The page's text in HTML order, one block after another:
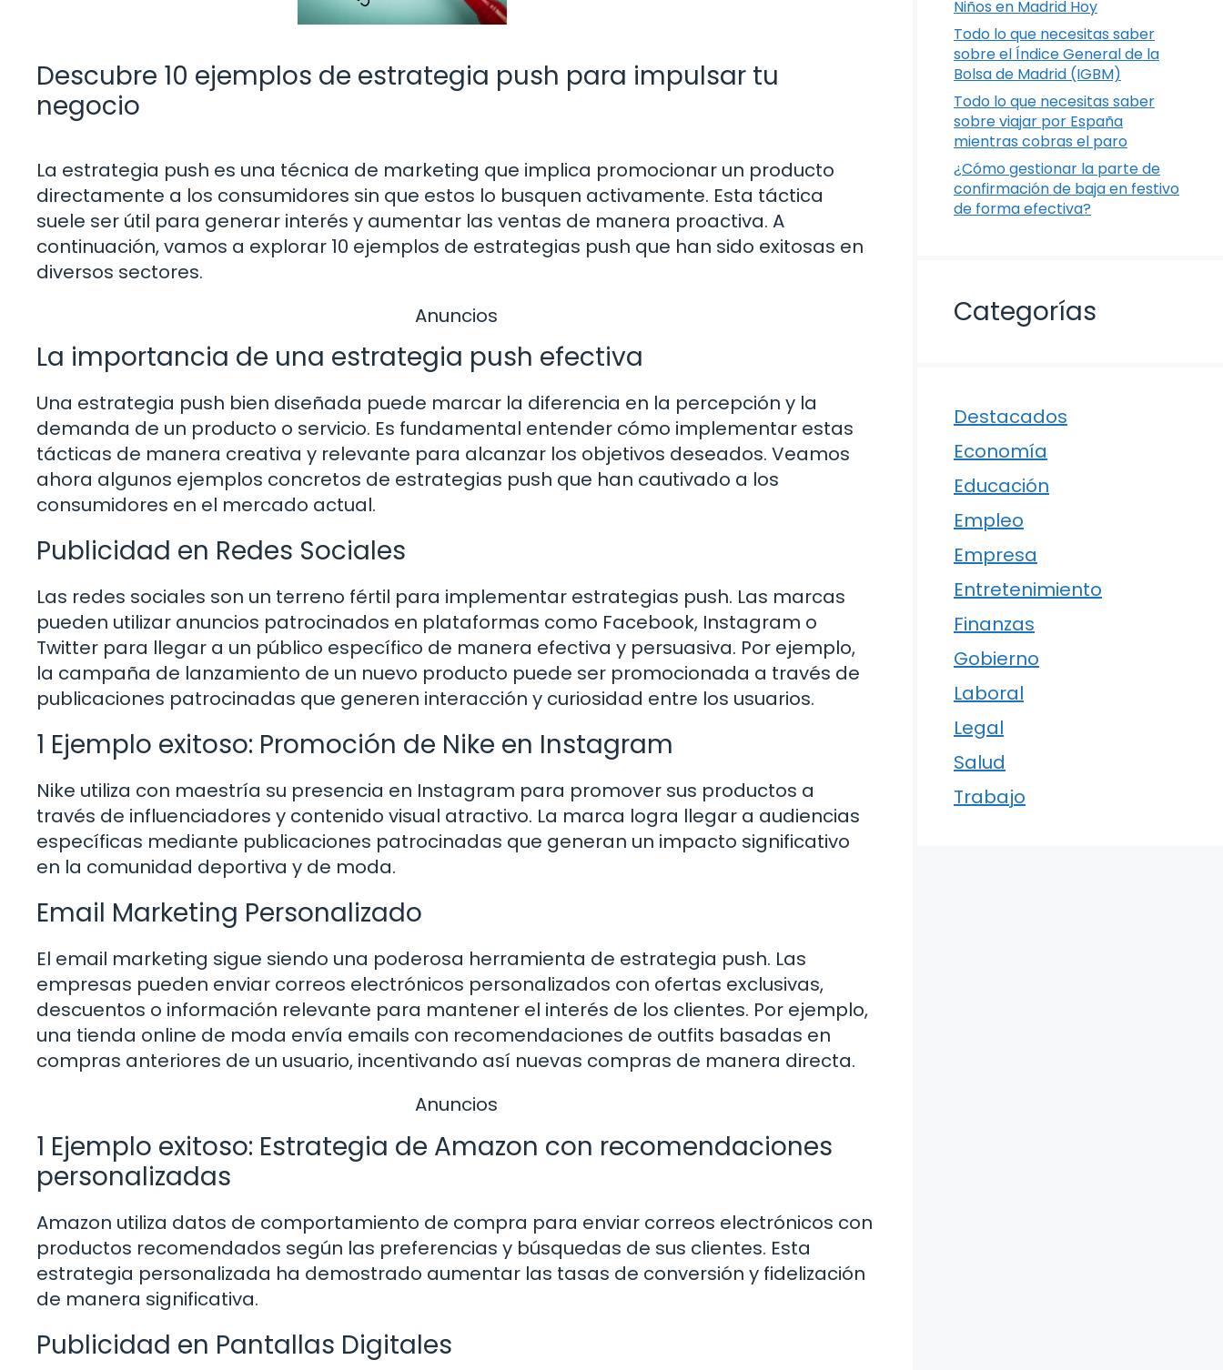
Descubre 10 ejemplos de estrategia push para impulsar tu
negocio
La estrategia push es una técnica de marketing que implica promocionar un producto
directamente a los consumidores sin que estos lo busquen activamente. Esta táctica
suele ser útil para generar interés y aumentar las ventas de manera proactiva. A
continuación, vamos a explorar 10 ejemplos de estrategias push que han sido exitosas en
diversos sectores.
Anuncios
La importancia de una estrategia push efectiva
Una estrategia push bien diseñada puede marcar la diferencia en la percepción y la
demanda de un producto o servicio. Es fundamental entender cómo implementar estas
tácticas de manera creativa y relevante para alcanzar los objetivos deseados. Veamos
ahora algunos ejemplos concretos de estrategias push que han cautivado a los
consumidores en el mercado actual.
Publicidad en Redes Sociales
Las redes sociales son un terreno fértil para implementar estrategias push. Las marcas
pueden utilizar anuncios patrocinados en plataformas como Facebook, Instagram o
Twitter para llegar a un público específico de manera efectiva y persuasiva. Por ejemplo,
la campaña de lanzamiento de un nuevo producto puede ser promocionada a través de
publicaciones patrocinadas que generen interacción y curiosidad entre los usuarios.
1 Ejemplo exitoso: Promoción de Nike en Instagram
Nike utiliza con maestría su presencia en Instagram para promover sus productos a
través de influenciadores y contenido visual atractivo. La marca logra llegar a audiencias
específicas mediante publicaciones patrocinadas que generan un impacto significativo
en la comunidad deportiva y de moda.
Email Marketing Personalizado
El email marketing sigue siendo una poderosa herramienta de estrategia push. Las
empresas pueden enviar correos electrónicos personalizados con ofertas exclusivas,
descuentos o información relevante para mantener el interés de los clientes. Por ejemplo,
una tienda online de moda envía emails con recomendaciones de outfits basadas en
compras anteriores de un usuario, incentivando así nuevas compras de manera directa.
Anuncios
1 Ejemplo exitoso: Estrategia de Amazon con recomendaciones
personalizadas
Amazon utiliza datos de comportamiento de compra para enviar correos electrónicos con
productos recomendados según las preferencias y búsquedas de sus clientes. Esta
estrategia personalizada ha demostrado aumentar las tasas de conversión y fidelización
de manera significativa.
Publicidad en Pantallas Digitales
Niños en Madrid Hoy
Todo lo que necesitas saber
sobre el Índice General de la
Bolsa de Madrid (IGBM)
Todo lo que necesitas saber
sobre viajar por España
mientras cobras el paro
¿Cómo gestionar la parte de
confirmación de baja en festivo
de forma efectiva?
Categorías
Destacados
Economía
Educación
Empleo
Empresa
Entretenimiento
Finanzas
Gobierno
Laboral
Legal
Salud
Trabajo